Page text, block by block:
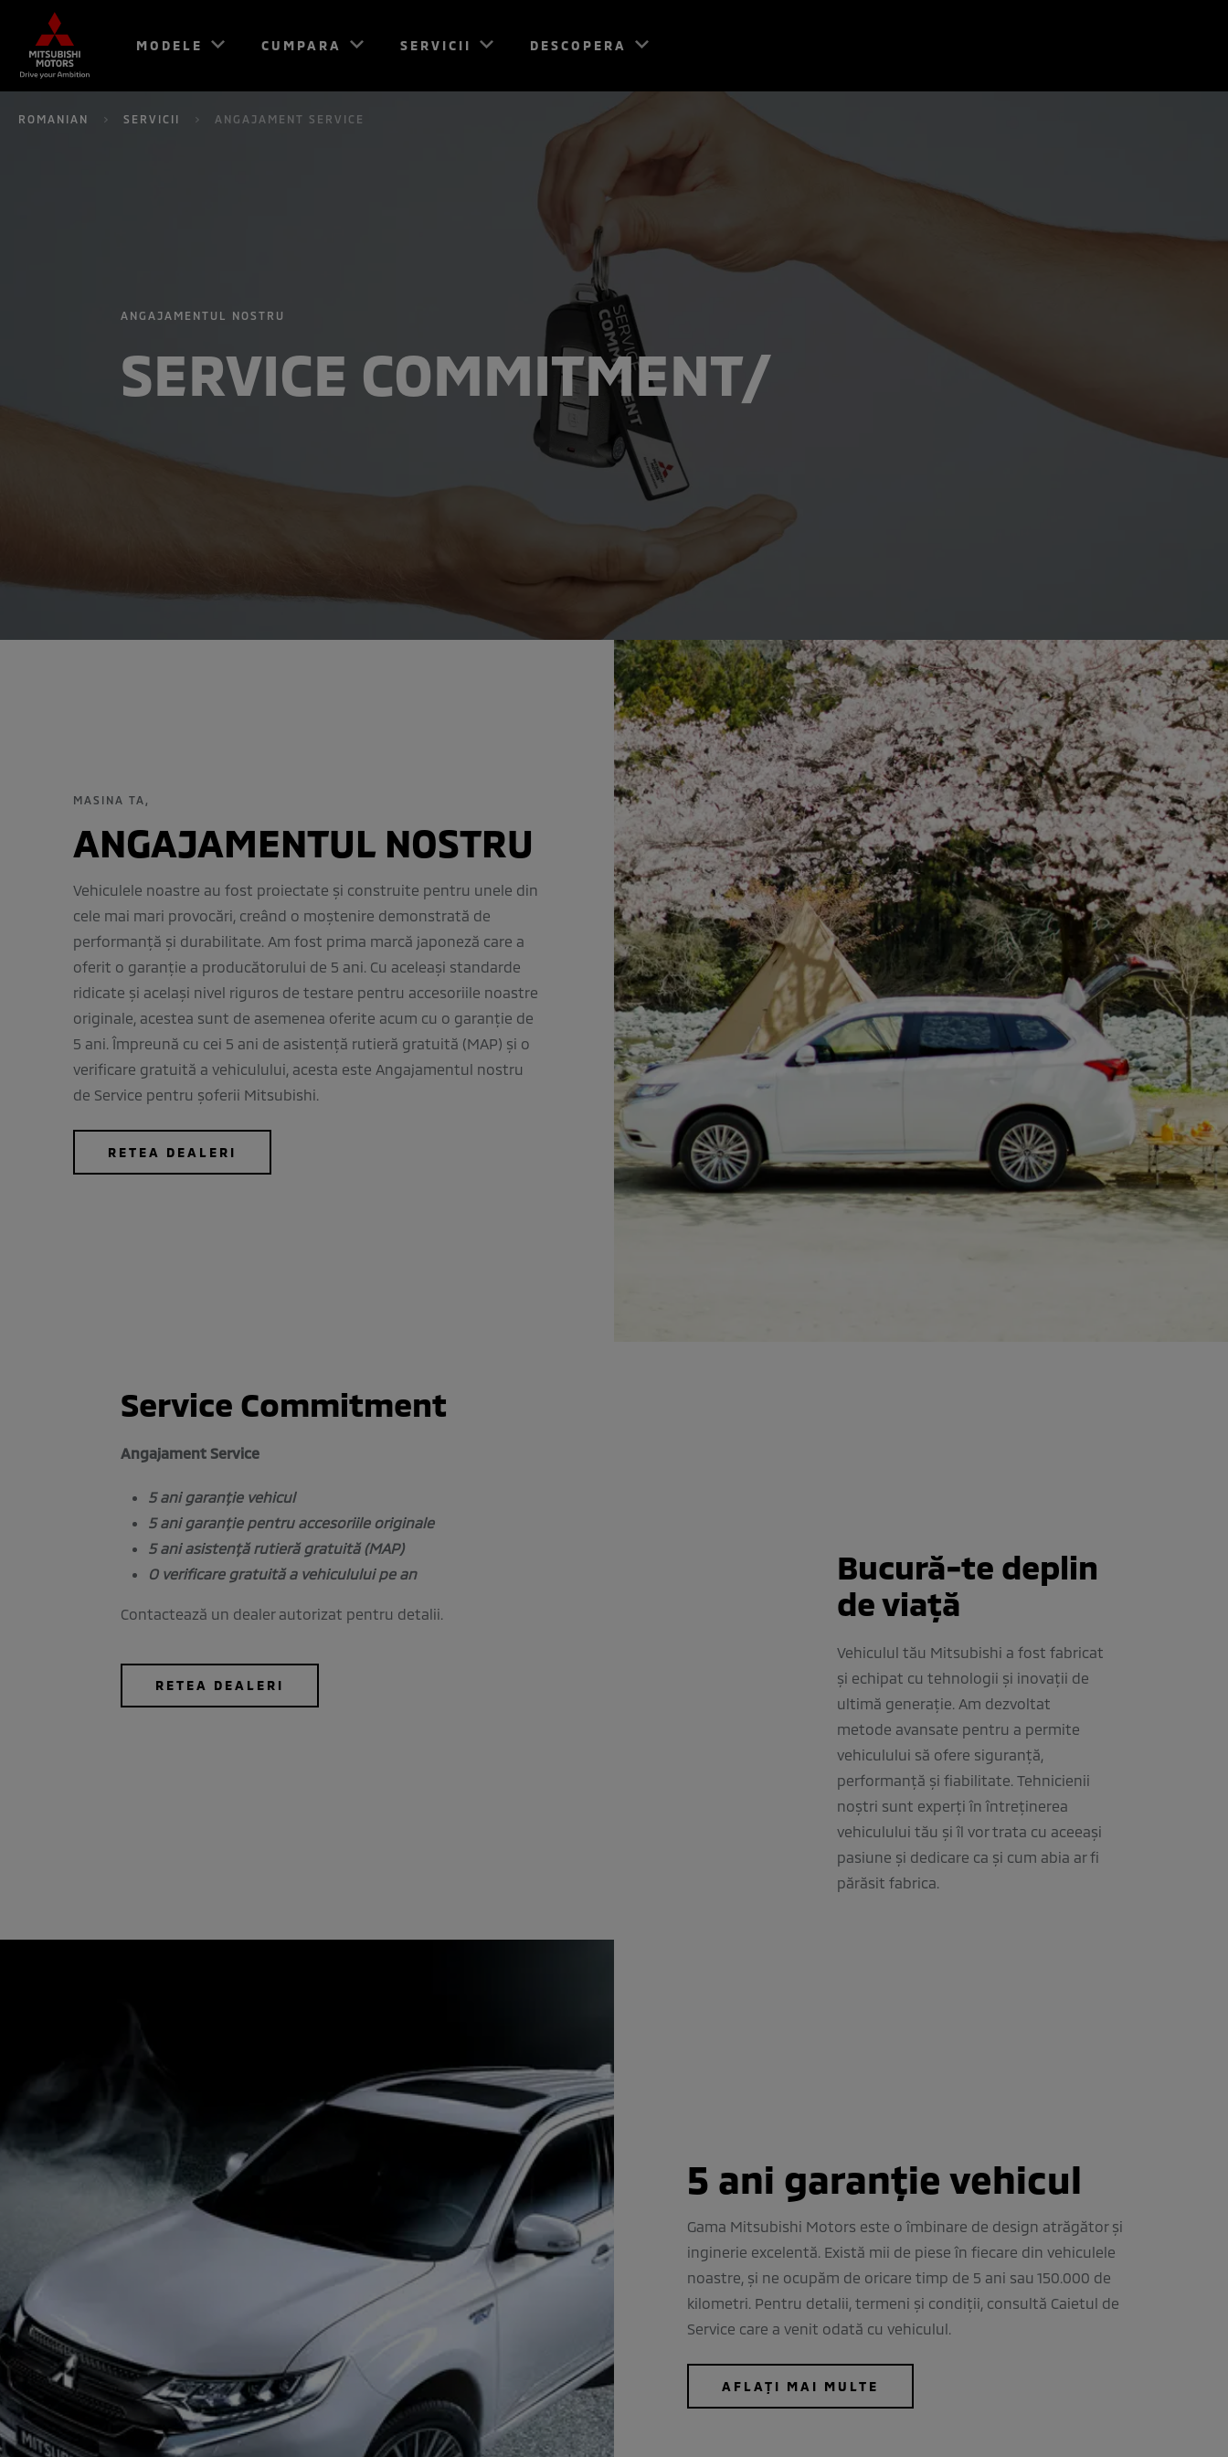
MODELE CUMPARA SERVICII DESCOPERA
ROMANIAN SERVICII ANGAJAMENT SERVICE
ANGAJAMENTUL NOSTRU
SERVICE COMMITMENT/
MASINA TA,
ANGAJAMENTUL NOSTRU
Vehiculele noastre au fost proiectate și construite pentru unele din
cele mai mari provocări, creând o moștenire demonstrată de
performanță și durabilitate. Am fost prima marcă japoneză care a
oferit o garanție a producătorului de 5 ani. Cu aceleași standarde
ridicate și același nivel riguros de testare pentru accesoriile noastre
originale, acestea sunt de asemenea oferite acum cu o garanție de
5 ani. Împreună cu cei 5 ani de asistență rutieră gratuită (MAP) și o
verificare gratuită a vehiculului, acesta este Angajamentul nostru
de Service pentru șoferii Mitsubishi.
RETEA DEALERI
Service Commitment
Angajament Service
5 ani garanție vehicul
5 ani garanție pentru accesoriile originale
5 ani asistență rutieră gratuită (MAP)
O verificare gratuită a vehiculului pe an
Contactează un dealer autorizat pentru detalii.
RETEA DEALERI
Bucură-te deplin
de viață
Vehiculul tău Mitsubishi a fost fabricat
și echipat cu tehnologii și inovații de
ultimă generație. Am dezvoltat
metode avansate pentru a permite
vehiculului să ofere siguranță,
performanță și fiabilitate. Tehnicienii
noștri sunt experți în întreținerea
vehiculului tău și îl vor trata cu aceeași
pasiune și dedicare ca și cum abia ar fi
părăsit fabrica.
5 ani garanție vehicul
Gama Mitsubishi Motors este o îmbinare de design atrăgător și
inginerie excelentă. Există mii de piese în fiecare din vehiculele
noastre, și ne ocupăm de oricare timp de 5 ani sau 150.000 de
kilometri. Pentru detalii, termeni și condiții, consultă Caietul de
Service care a venit odată cu vehiculul.
AFLAȚI MAI MULTE